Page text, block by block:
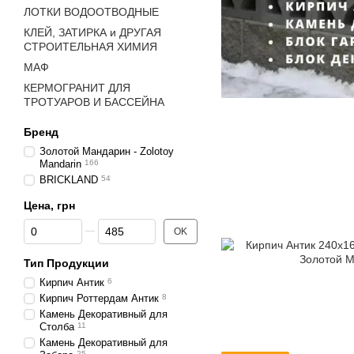
ЛОТКИ ВОДООТВОДНЫЕ
КЛЕЙ, ЗАТИРКА и ДРУГАЯ
СТРОИТЕЛЬНАЯ ХИМИЯ
МАФ
КЕРМОГРАНИТ ДЛЯ
ТРОТУАРОВ И БАССЕЙНА
Бренд
Золотой Мандарин - Zolotoy
Mandarin 166
BRICKLAND 54
Цена, грн
От Цена, грн
До Цена, грн OK
Тип Продукции
Кирпич Антик 6
Кирпич Роттердам Антик 8
Камень Декоративный для
Столба 11
Камень Декоративный для